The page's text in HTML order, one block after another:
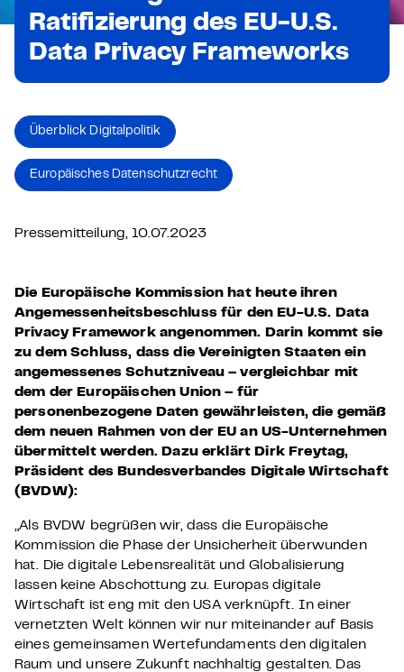
Ratifizierung des EU-U.S.
Data Privacy Frameworks
Überblick Digitalpolitik
Europäisches Datenschutzrecht
Pressemitteilung, 10.07.2023
Die Europäische Kommission hat heute ihren
Angemessenheitsbeschluss für den EU-U.S. Data
Privacy Framework angenommen. Darin kommt sie
zu dem Schluss, dass die Vereinigten Staaten ein
angemessenes Schutzniveau – vergleichbar mit
dem der Europäischen Union – für
personenbezogene Daten gewährleisten, die gemäß
dem neuen Rahmen von der EU an US-Unternehmen
übermittelt werden. Dazu erklärt Dirk Freytag,
Präsident des Bundesverbandes Digitale Wirtschaft
(BVDW):
„Als BVDW begrüßen wir, dass die Europäische
Kommission die Phase der Unsicherheit überwunden
hat. Die digitale Lebensrealität und Globalisierung
lassen keine Abschottung zu. Europas digitale
Wirtschaft ist eng mit den USA verknüpft. In einer
vernetzten Welt können wir nur miteinander auf Basis
eines gemeinsamen Wertefundaments den digitalen
Raum und unsere Zukunft nachhaltig gestalten. Das